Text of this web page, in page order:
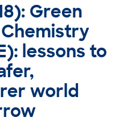
Green
lessons to
world